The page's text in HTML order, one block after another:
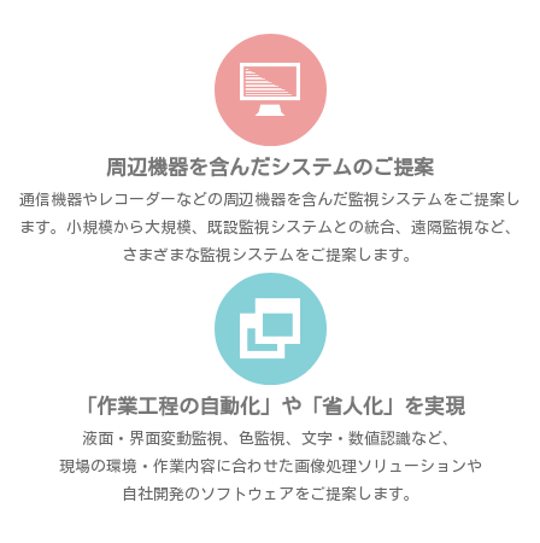
周辺機器を含んだシステムのご提案
通信機器やレコーダーなどの周辺機器を含んだ監視システムをご提案し
ます。小規模から大規模、既設監視システムとの統合、遠隔監視など、
さまざまな監視システムをご提案します。
「作業工程の自動化」や「省人化」を実現
液面・界面変動監視、色監視、文字・数値認識など、
現場の環境・作業内容に合わせた画像処理ソリューションや
自社開発のソフトウェアをご提案します。